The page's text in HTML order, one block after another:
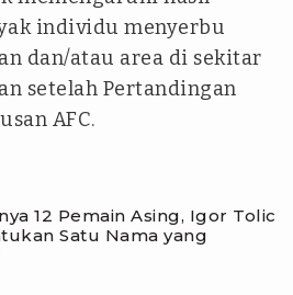
individu menyerbu
dan/atau area di sekitar
setelah Pertandingan
AFC.
12 Pemain Asing, Igor Tolic
Satu Nama yang